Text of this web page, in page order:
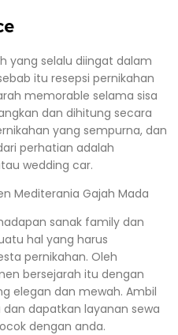
yang selalu diingat dalam
itu resepsi pernikahan
memorable selama sisa
dan dihitung secara
yang sempurna, dan
perhatian adalah
wedding car.
sanak family dan
hal yang harus
pernikahan. Oleh
bersejarah itu dengan
elegan dan mewah. Ambil
dapatkan layanan sewa
dengan anda.